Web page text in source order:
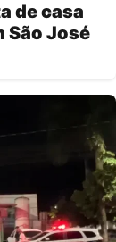
de casa
São José